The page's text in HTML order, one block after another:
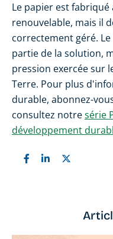
Le papier est
renouvelable, mais il
correctement géré.
partie de la solution,
pression exercée sur
Terre. Pour plus
durable, abonnez-
consultez notresérie
développement